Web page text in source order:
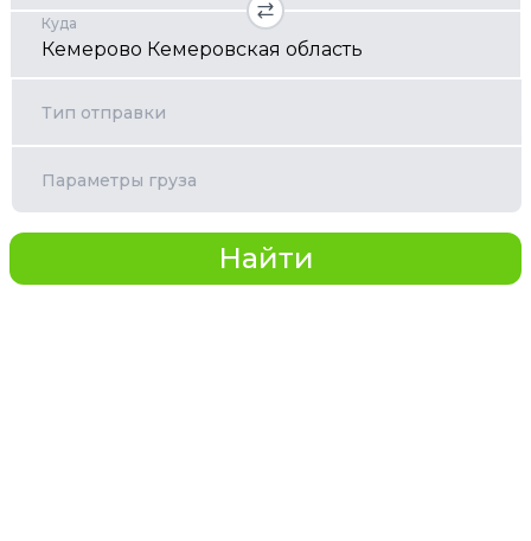
Куда
Тип отправки
Параметры груза
Найти